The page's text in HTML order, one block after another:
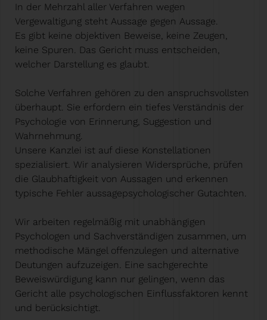
In der Mehrzahl aller Verfahren wegen
Vergewaltigung steht Aussage gegen Aussage.
Es gibt keine objektiven Beweise, keine Zeugen,
keine Spuren. Das Gericht muss entscheiden,
welcher Darstellung es glaubt.
Solche Verfahren gehören zu den anspruchsvollsten
überhaupt. Sie erfordern ein tiefes Verständnis der
Psychologie von Erinnerung, Suggestion und
Wahrnehmung.
Unsere Kanzlei ist auf diese Konstellationen
spezialisiert. Wir analysieren Widersprüche, prüfen
die Glaubhaftigkeit von Aussagen und erkennen
typische Fehler aussagepsychologischer Gutachten.
Wir arbeiten regelmäßig mit unabhängigen
Psychologen und Sachverständigen zusammen, um
methodische Mängel offenzulegen und alternative
Deutungen aufzuzeigen. Eine sachgerechte
Beweiswürdigung kann nur gelingen, wenn das
Gericht alle psychologischen Einflussfaktoren kennt
und berücksichtigt.